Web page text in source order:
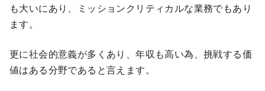
も大いにあり、ミッションクリティカルな業務でもあり
ます。
更に社会的意義が多くあり、年収も高い為、挑戦する価
値はある分野であると言えます。